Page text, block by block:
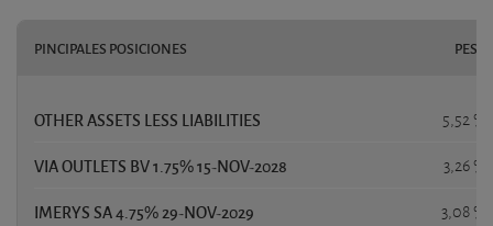
PINCIPALES POSICIONES PESO
OTHER ASSETS LESS LIABILITIES 5,52 %
VIA OUTLETS BV 1.75% 15-NOV-2028 3,26 %
IMERYS SA 4.75% 29-NOV-2029 3,08 %